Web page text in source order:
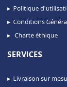
Politique
Conditions
Charte éthique
SERVICES
Livraison sur